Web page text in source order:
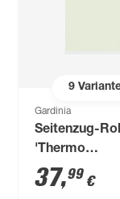
9
Gardinia
Seitenzug-
'Thermo
weiß 52 x 180
37,99 €